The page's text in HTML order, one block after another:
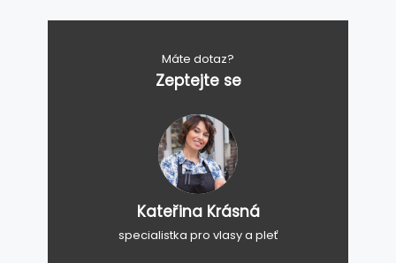
Máte dotaz?
Zeptejte se
Kateřina Krásná
specialistka pro vlasy a pleť